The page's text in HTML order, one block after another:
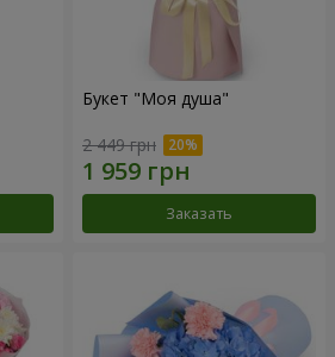
Букет "Моя душа"
2 449 грн
Заказать